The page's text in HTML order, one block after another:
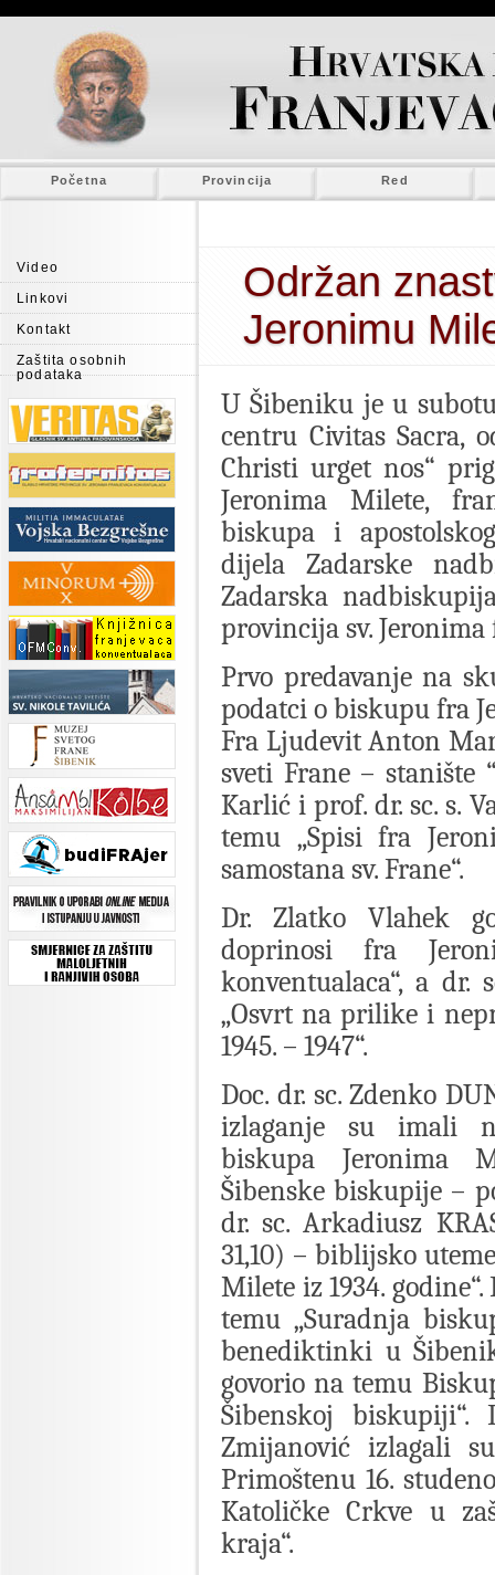
Početna Provincija Red
Video
Linkovi
Kontakt
Zaštita osobnih
podataka
Održan
Jeronimu
U Šibeniku je u
centru Civitas Sacra,
Christi urget nos“
Jeronima Milete,
biskupa i
dijela Zadarske
Zadarska
provincija sv.
Prvo predavanje na
podatci o biskupu fra
Fra Ljudevit Anton
sveti Frane – stanište
Karlić i prof. dr. sc. s.
temu „Spisi fra
samostana sv. Frane“.
Dr. Zlatko Vlahek
doprinosi fra
konventualaca“, a
„Osvrt na prilike i
1945. – 1947“.
Doc. dr. sc. Zdenko
izlaganje su imali
biskupa Jeronima
Šibenske biskupije –
dr. sc. Arkadiusz
31,10) – biblijsko
Milete iz 1934.
temu „Suradnja
benediktinki u
govorio na temu
Šibenskoj
Zmijanović izlagali
Primoštenu 16.
Katoličke Crkve u
kraja“.